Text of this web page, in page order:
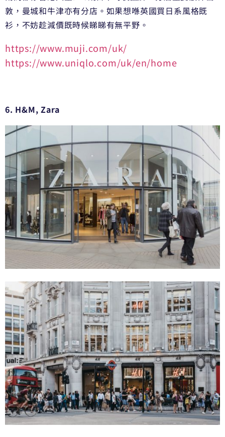
敦，曼城和牛津亦有分店。如果想喺英國買日系風格既
衫，不妨趁減價既時候睇睇有無平野。
https://www.muji.com/uk/
https://www.uniqlo.com/uk/en/home
6. H&M, Zara